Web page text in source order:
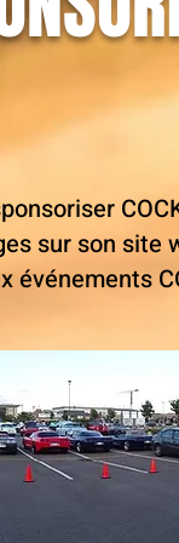
sur son site
événements